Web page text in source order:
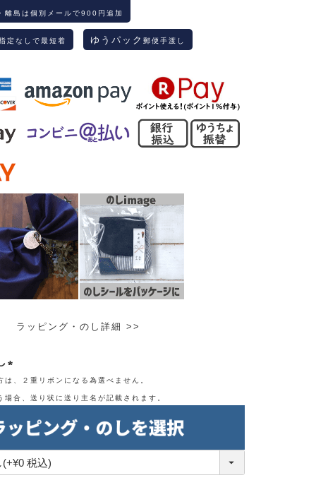
離島は個別メールで900円追加
定なしで最短着 ゆうパック 郵便手渡し
ラッピング・のし詳細 >>
(必
須)
、２重リボンになる為選べません。
合、送り状に送り主名が記載されます。